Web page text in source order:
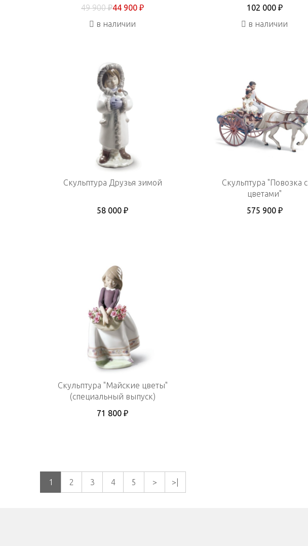
49 900 ₽44 900 ₽
в наличии
102 000 ₽
в наличии
Скульптура Друзья зимой
58 000 ₽
Скульптура "Повозка с
цветами"
575 900 ₽
Скульптура "Майские цветы"
(специальный выпуск)
71 800 ₽
1 2 3 4 5 > >|